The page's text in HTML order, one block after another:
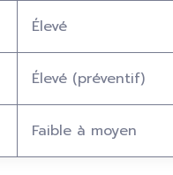
Élevé
Élevé (préventif)
Faible à moyen